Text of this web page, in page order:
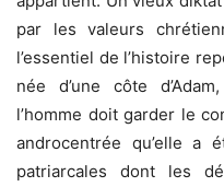
par les valeurs
l’essentiel de l’histoire
née d’une côte
l’homme doit garder le
androcentrée qu’elle a
patriarcales dont les